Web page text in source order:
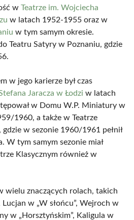
w Teatrze im. Wojciecha
w latach 1952-1955 oraz w
w tym samym okresie.
Teatru Satyry w Poznaniu, gdzie
w jego karierze był czas
Jaracza w Łodzi w latach
w Domu W.P. Miniatury w
1960, a także w Teatrze
w sezonie 1960/1961 pełnił
W tym samym sezonie miał
Klasycznym również w
wielu znaczących rolach, takich
Lucjan w „W słońcu”, Wejroch w
w „Horsztyńskim”, Kaligula w